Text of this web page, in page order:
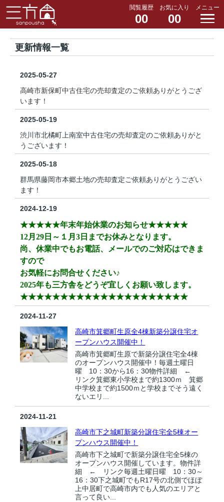
閲覧履歴
00
お気に入り
00
メニュー
更新情報一覧
2025-05-27
高崎市新保町中古住宅の売却査定のご依頼ありがとうござ
います！
2025-05-19
渋川市北橘町上南室中古住宅の売却査定のご依頼ありがと
うございます！
2025-05-18
群馬県藤岡市本郷土地の売却査定ご依頼ありがとうござい
ます！
2024-12-19
★★★★★年末年始休業のお知らせ★★★★★
12月29日～１月3日までお休みとなります。
尚、休業中でもお電話、メールでのご対応はできま
すので
お気軽にお問合せください♪
2025年も三方舎をどうぞ宜しくお願い致します。
★★★★★★★★★★★★★★★★★★★★★
2024-11-27
高崎市箕郷町生原全4棟新築分譲住宅オ
ープンハウス開催中！
高崎市箕郷町生原で新築分譲住宅全4棟
のオープンハウス開催中！毎週土曜日
曜 10：30から16：30物件詳細 ←
リンク箕郷東小学校まで約1300ｍ 箕郷
中学校まで約1500ｍと学校までそう遠く
ないエリ...
2024-11-21
高崎市下之城町新築分譲住宅全5棟オー
プンハウス開催中！
高崎市下之城町で新築分譲住宅全5棟の
オープンハウス開催しています。物件詳
細 ← リンク毎週土曜日曜 10：30～
16：30下之城町でもR17号の北側でほぼ
上中居町で高崎市内でも人気のエリアと
言って良い...